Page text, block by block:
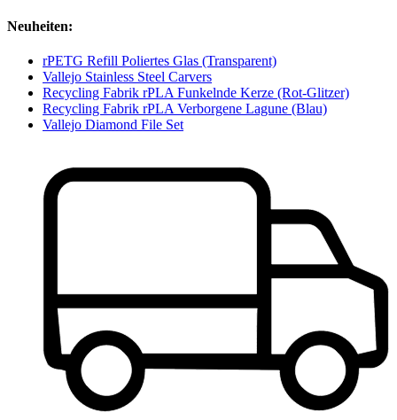
Neuheiten:
rPETG Refill Poliertes Glas (Transparent)
Vallejo Stainless Steel Carvers
Recycling Fabrik rPLA Funkelnde Kerze (Rot-Glitzer)
Recycling Fabrik rPLA Verborgene Lagune (Blau)
Vallejo Diamond File Set